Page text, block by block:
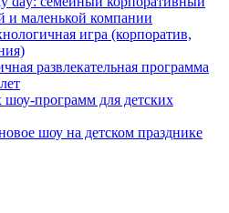
и маленькой компании
игра (корпоратив,
развлекательная программа
программ для детских
шоу на детском празднике